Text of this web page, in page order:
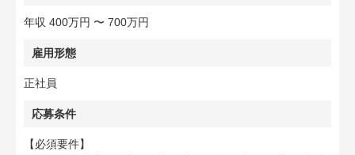
年収 400万円 〜 700万円
雇用形態
正社員
応募条件
【必須要件】